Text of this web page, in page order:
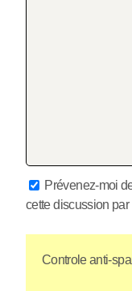
Prévenez-moi
cette discussion par
Controle anti-